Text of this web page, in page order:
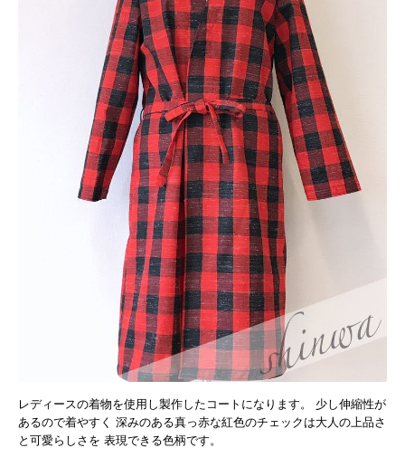
レディースの着物を使用し製作したコートになります。 少し伸縮性が
あるので着やすく 深みのある真っ赤な紅色のチェックは大人の上品さ
と可愛らしさを 表現できる色柄です。